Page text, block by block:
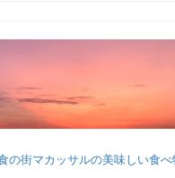
の街マカッサルの美味しい食べ